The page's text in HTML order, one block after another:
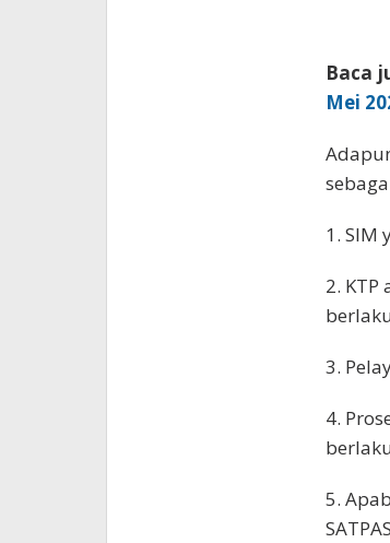
Baca
Mei
1. SIM
2. KTP
3.
4.
5.